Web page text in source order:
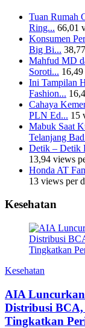
Tuan Rumah
Ring... 66,01
Konsumen
Big Bi...
Mahfud MD
Soroti...
Ini Tampilan
Fashion...
Cahaya
PLN Ed... 15
Mabuk Saat
Telanjang
Detik – Detik
13,94 views
Honda AT
13 views per
Kesehatan
Kesehatan
AIA
Distribusi
Tingkatkan